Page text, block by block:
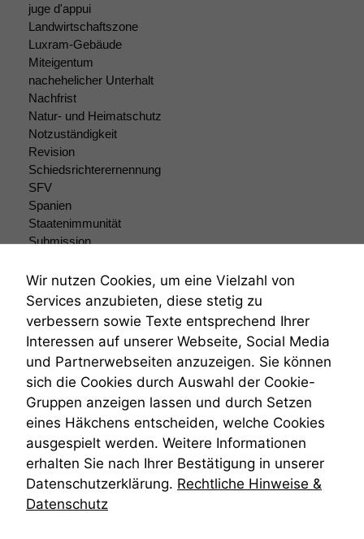
juge d'appui
Landwirtschaftszone
Luxram-Gebäude
Miteigentum
nachehelicher Unterhalt
Nachfrist
Natur- und Heimatschutz
Notzuständigkeit
Revision
Schiedsrichterernennung
SFV
Spanien
Staatenimmunität
Submission
Teilungsklage
Venezuela
VRK
Wiederherstellungsanordnung
Zivilprozessordnung
ZPO
Zustellfiktion
Zuständigkeit
Öffentliches Personalrecht
Öffentlichkeitsprinzip
Wir nutzen Cookies, um eine Vielzahl von
Services anzubieten, diese stetig zu
verbessern sowie Texte entsprechend Ihrer
Interessen auf unserer Webseite, Social Media
und Partnerwebseiten anzuzeigen. Sie können
sich die Cookies durch Auswahl der Cookie-
Gruppen anzeigen lassen und durch Setzen
eines Häkchens entscheiden, welche Cookies
ausgespielt werden. Weitere Informationen
erhalten Sie nach Ihrer Bestätigung in unserer
Datenschutzerklärung. Rechtliche Hinweise &
Datenschutz